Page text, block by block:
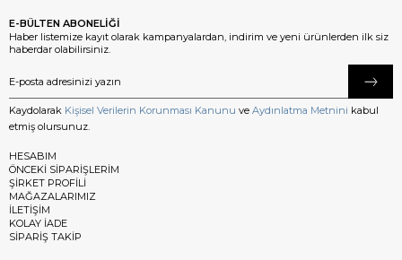
E-BÜLTEN ABONELİĞİ
Haber listemize kayıt olarak kampanyalardan, indirim ve yeni ürünlerden ilk siz
haberdar olabilirsiniz.
Kaydolarak Kişisel Verilerin Korunması Kanunu ve Aydınlatma Metnini kabul
etmiş olursunuz.
HESABIM
ÖNCEKİ SİPARİŞLERİM
ŞİRKET PROFİLİ
MAĞAZALARIMIZ
İLETİŞİM
KOLAY İADE
SİPARİŞ TAKİP